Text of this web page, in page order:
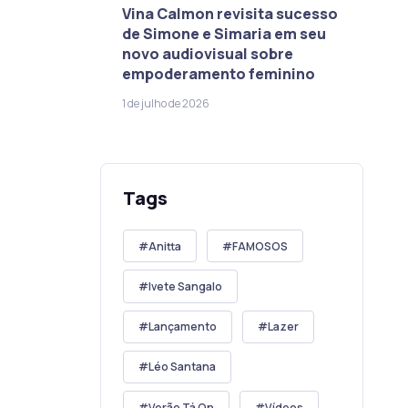
Vina Calmon revisita sucesso
de Simone e Simaria em seu
novo audiovisual sobre
empoderamento feminino
1 de julho de 2026
Tags
Anitta FAMOSOS
Ivete Sangalo
Lançamento Lazer
Léo Santana